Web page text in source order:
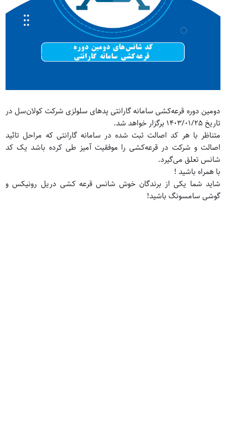
دومین دوره قرعه‌کشی سامانه گارانتی پدهای سلولزی شرکت کولان‌سل در
تاریخ 1403/01/25 برگزار خواهد شد.
متناظر با هر کد اصالت ثبت شده در سامانه گارانتی که مراحل تائید
اصالت و شرکت در قرعه‌کشی را موفقیت آمیز طی کرده باشد یک کد
شانس تعلق می‌گیرد.
با همراه باشید !
شاید شما یکی از برندگان خوش شانس قرعه کشی دریل رونیکس و
گوشی سامسونگ باشید!